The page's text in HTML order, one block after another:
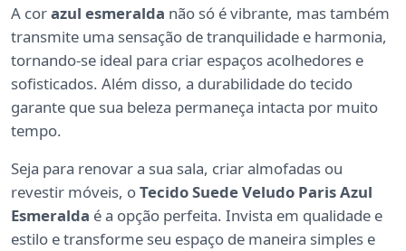
A corazul esmeralda não só é vibrante, mas também
transmite uma sensação de tranquilidade e harmonia,
tornando-se ideal para criar espaços acolhedores e
sofisticados. Além disso, a durabilidade do tecido
garante que sua beleza permaneça intacta por muito
tempo.
Seja para renovar a sua sala, criar almofadas ou
revestir móveis, oTecido Suede Veludo Paris Azul
Esmeralda é a opção perfeita. Invista em qualidade e
estilo e transforme seu espaço de maneira simples e